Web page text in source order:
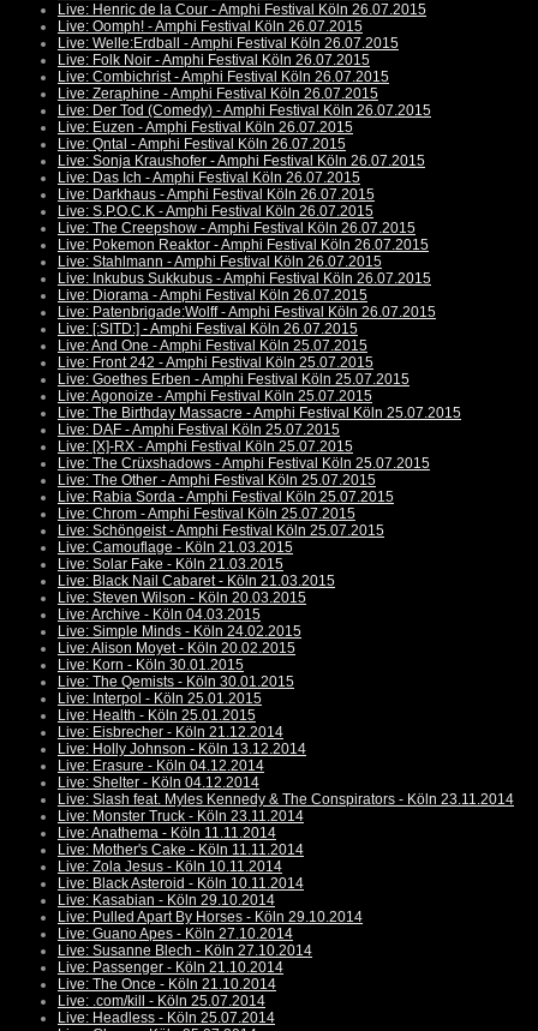
Live: Henric de la Cour - Amphi Festival Köln 26.07.2015
Live: Oomph! - Amphi Festival Köln 26.07.2015
Live: Welle:Erdball - Amphi Festival Köln 26.07.2015
Live: Folk Noir - Amphi Festival Köln 26.07.2015
Live: Combichrist - Amphi Festival Köln 26.07.2015
Live: Zeraphine - Amphi Festival Köln 26.07.2015
Live: Der Tod (Comedy) - Amphi Festival Köln 26.07.2015
Live: Euzen - Amphi Festival Köln 26.07.2015
Live: Qntal - Amphi Festival Köln 26.07.2015
Live: Sonja Kraushofer - Amphi Festival Köln 26.07.2015
Live: Das Ich - Amphi Festival Köln 26.07.2015
Live: Darkhaus - Amphi Festival Köln 26.07.2015
Live: S.P.O.C.K - Amphi Festival Köln 26.07.2015
Live: The Creepshow - Amphi Festival Köln 26.07.2015
Live: Pokemon Reaktor - Amphi Festival Köln 26.07.2015
Live: Stahlmann - Amphi Festival Köln 26.07.2015
Live: Inkubus Sukkubus - Amphi Festival Köln 26.07.2015
Live: Diorama - Amphi Festival Köln 26.07.2015
Live: Patenbrigade:Wolff - Amphi Festival Köln 26.07.2015
Live: [:SITD:] - Amphi Festival Köln 26.07.2015
Live: And One - Amphi Festival Köln 25.07.2015
Live: Front 242 - Amphi Festival Köln 25.07.2015
Live: Goethes Erben - Amphi Festival Köln 25.07.2015
Live: Agonoize - Amphi Festival Köln 25.07.2015
Live: The Birthday Massacre - Amphi Festival Köln 25.07.2015
Live: DAF - Amphi Festival Köln 25.07.2015
Live: [X]-RX - Amphi Festival Köln 25.07.2015
Live: The Crüxshadows - Amphi Festival Köln 25.07.2015
Live: The Other - Amphi Festival Köln 25.07.2015
Live: Rabia Sorda - Amphi Festival Köln 25.07.2015
Live: Chrom - Amphi Festival Köln 25.07.2015
Live: Schöngeist - Amphi Festival Köln 25.07.2015
Live: Camouflage - Köln 21.03.2015
Live: Solar Fake - Köln 21.03.2015
Live: Black Nail Cabaret - Köln 21.03.2015
Live: Steven Wilson - Köln 20.03.2015
Live: Archive - Köln 04.03.2015
Live: Simple Minds - Köln 24.02.2015
Live: Alison Moyet - Köln 20.02.2015
Live: Korn - Köln 30.01.2015
Live: The Qemists - Köln 30.01.2015
Live: Interpol - Köln 25.01.2015
Live: Health - Köln 25.01.2015
Live: Eisbrecher - Köln 21.12.2014
Live: Holly Johnson - Köln 13.12.2014
Live: Erasure - Köln 04.12.2014
Live: Shelter - Köln 04.12.2014
Live: Slash feat. Myles Kennedy & The Conspirators - Köln 23.11.2014
Live: Monster Truck - Köln 23.11.2014
Live: Anathema - Köln 11.11.2014
Live: Mother's Cake - Köln 11.11.2014
Live: Zola Jesus - Köln 10.11.2014
Live: Black Asteroid - Köln 10.11.2014
Live: Kasabian - Köln 29.10.2014
Live: Pulled Apart By Horses - Köln 29.10.2014
Live: Guano Apes - Köln 27.10.2014
Live: Susanne Blech - Köln 27.10.2014
Live: Passenger - Köln 21.10.2014
Live: The Once - Köln 21.10.2014
Live: .com/kill - Köln 25.07.2014
Live: Headless - Köln 25.07.2014